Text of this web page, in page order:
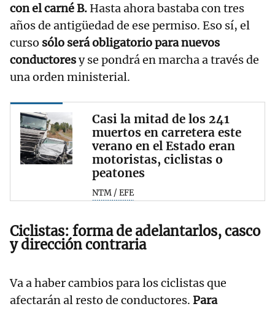
con el carné B. Hasta ahora bastaba con tres
años de antigüedad de ese permiso. Eso sí, el
curso sólo será obligatorio para nuevos
conductoresy se pondrá en marcha a través de
una orden ministerial.
Casi la mitad de los 241
muertos en carretera este
verano en el Estado eran
motoristas, ciclistas o
peatones
NTM / EFE
Ciclistas: forma de adelantarlos, casco
y dirección contraria
Va a haber cambios para los ciclistas que
afectarán al resto de conductores. Para